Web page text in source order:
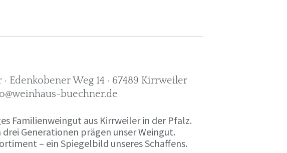
Edenkobener Weg 14 · 67489 Kirrweiler
buechner.de
Familienweingut aus Kirrweiler in der Pfalz.
Generationen prägen unser Weingut.
– ein Spiegelbild unseres Schaffens.